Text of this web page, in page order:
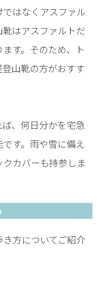
はなくアスファル
はアスファルトだ
す。そのため、ト
山靴の方がおすす
、何日分かを宅急
す。雨や雪に備え
カバーも持参しま
方についてご紹介